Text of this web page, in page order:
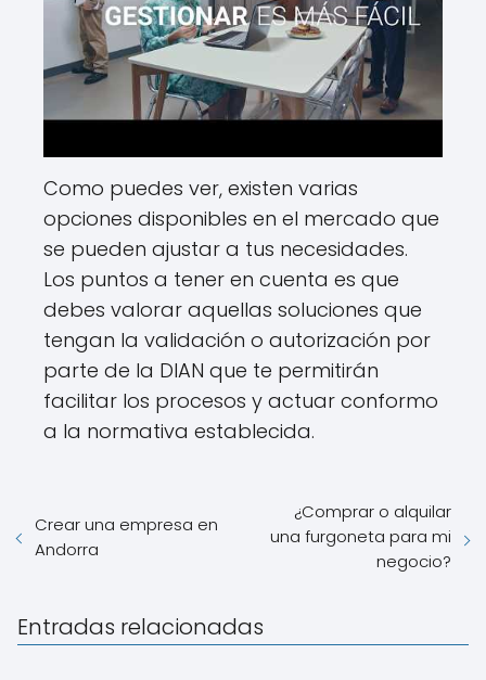
Como puedes ver, existen varias
opciones disponibles en el mercado que
se pueden ajustar a tus necesidades.
Los puntos a tener en cuenta es que
debes valorar aquellas soluciones que
tengan la validación o autorización por
parte de la DIAN que te permitirán
facilitar los procesos y actuar conformo
a la normativa establecida.
Crear una empresa en
Andorra
¿Comprar o alquilar
una furgoneta para mi
negocio?
Entradas relacionadas